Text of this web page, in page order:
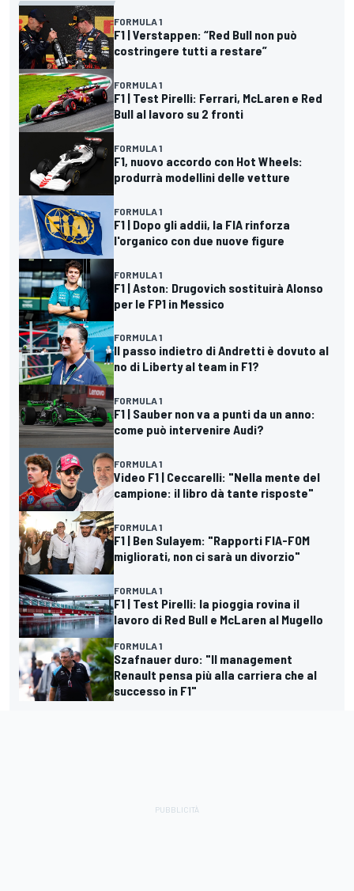
FORMULA 1
F1 | Verstappen: “Red Bull non può
costringere tutti a restare”
FORMULA 1
F1 | Test Pirelli: Ferrari, McLaren e Red
Bull al lavoro su 2 fronti
FORMULA 1
F1, nuovo accordo con Hot Wheels:
produrrà modellini delle vetture
FORMULA 1
F1 | Dopo gli addii, la FIA rinforza
l'organico con due nuove figure
FORMULA 1
F1 | Aston: Drugovich sostituirà Alonso
per le FP1 in Messico
FORMULA 1
Il passo indietro di Andretti è dovuto al
no di Liberty al team in F1?
FORMULA 1
F1 | Sauber non va a punti da un anno:
come può intervenire Audi?
FORMULA 1
Video F1 | Ceccarelli: "Nella mente del
campione: il libro dà tante risposte"
FORMULA 1
F1 | Ben Sulayem: "Rapporti FIA-FOM
migliorati, non ci sarà un divorzio"
FORMULA 1
F1 | Test Pirelli: la pioggia rovina il
lavoro di Red Bull e McLaren al Mugello
FORMULA 1
Szafnauer duro: "Il management
Renault pensa più alla carriera che al
successo in F1"